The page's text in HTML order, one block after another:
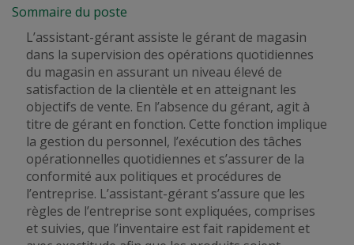
Sommaire du poste
L’assistant-gérant assiste le gérant de magasin
dans la supervision des opérations quotidiennes
du magasin en assurant un niveau élevé de
satisfaction de la clientèle et en atteignant les
objectifs de vente. En l’absence du gérant, agit à
titre de gérant en fonction. Cette fonction implique
la gestion du personnel, l’exécution des tâches
opérationnelles quotidiennes et s’assurer de la
conformité aux politiques et procédures de
l’entreprise. L’assistant-gérant s’assure que les
règles de l’entreprise sont expliquées, comprises
et suivies, que l’inventaire est fait rapidement et